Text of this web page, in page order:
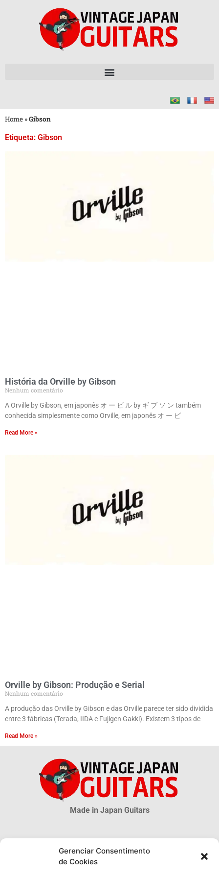
Gerenciar Consentimento
de Cookies
Home »Gibson
Etiqueta: Gibson
História da Orville by Gibson
Nenhum comentário
A Orville by Gibson, em japonês オ ー ビ ル by ギ ブ ソ ン também
conhecida simplesmente como Orville, em japonês オ ー ビ
Read More »
Orville by Gibson: Produção e Serial
Nenhum comentário
A produção das Orville by Gibson e das Orville parece ter sido dividida
entre 3 fábricas (Terada, IIDA e Fujigen Gakki). Existem 3 tipos de
Read More »
Made in Japan Guitars
© 2026 Vintage Japan Guitars